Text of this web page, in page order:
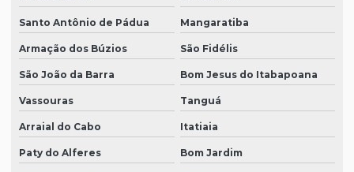
Santo Antônio de Pádua Mangaratiba
Armação dos Búzios São Fidélis
São João da Barra Bom Jesus do Itabapoana
Vassouras Tanguá
Arraial do Cabo Itatiaia
Paty do Alferes Bom Jardim